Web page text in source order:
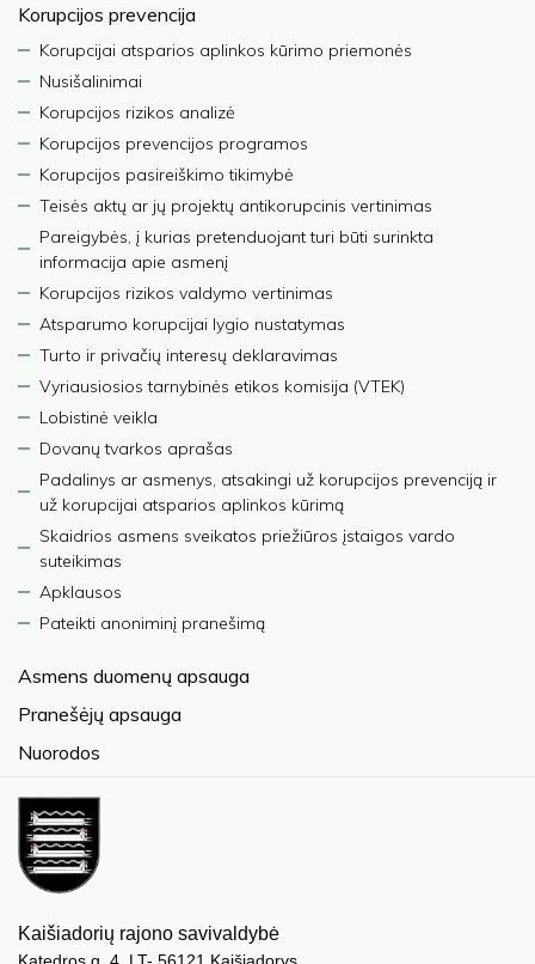
Korupcijos prevencija
Korupcijai atsparios aplinkos kūrimo priemonės
Nusišalinimai
Korupcijos rizikos analizė
Korupcijos prevencijos programos
Korupcijos pasireiškimo tikimybė
Teisės aktų ar jų projektų antikorupcinis vertinimas
Pareigybės, į kurias pretenduojant turi būti surinkta
informacija apie asmenį
Korupcijos rizikos valdymo vertinimas
Atsparumo korupcijai lygio nustatymas
Turto ir privačių interesų deklaravimas
Vyriausiosios tarnybinės etikos komisija (VTEK)
Lobistinė veikla
Dovanų tvarkos aprašas
Padalinys ar asmenys, atsakingi už korupcijos prevenciją ir
už korupcijai atsparios aplinkos kūrimą
Skaidrios asmens sveikatos priežiūros įstaigos vardo
suteikimas
Apklausos
Pateikti anoniminį pranešimą
Asmens duomenų apsauga
Pranešėjų apsauga
Nuorodos
Kaišiadorių rajono savivaldybė
Katedros g. 4, LT- 56121 Kaišiadorys